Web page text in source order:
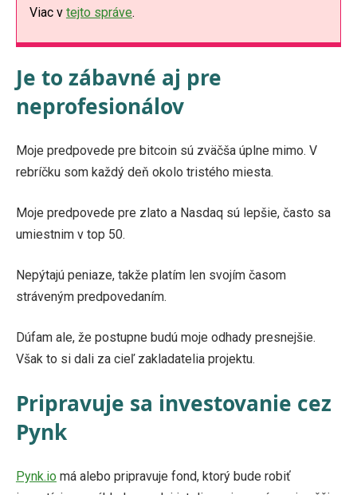
Viac v tejto správe.
Je to zábavné aj pre
neprofesionálov
Moje predpovede pre bitcoin sú zväčša úplne mimo. V
rebríčku som každý deň okolo tristého miesta.
Moje predpovede pre zlato a Nasdaq sú lepšie, často sa
umiestnim v top 50.
Nepýtajú peniaze, takže platím len svojím časom
stráveným predpovedaním.
Dúfam ale, že postupne budú moje odhady presnejšie.
Však to si dali za cieľ zakladatelia projektu.
Pripravuje sa investovanie cez
Pynk
Pynk.io má alebo pripravuje fond, ktorý bude robiť